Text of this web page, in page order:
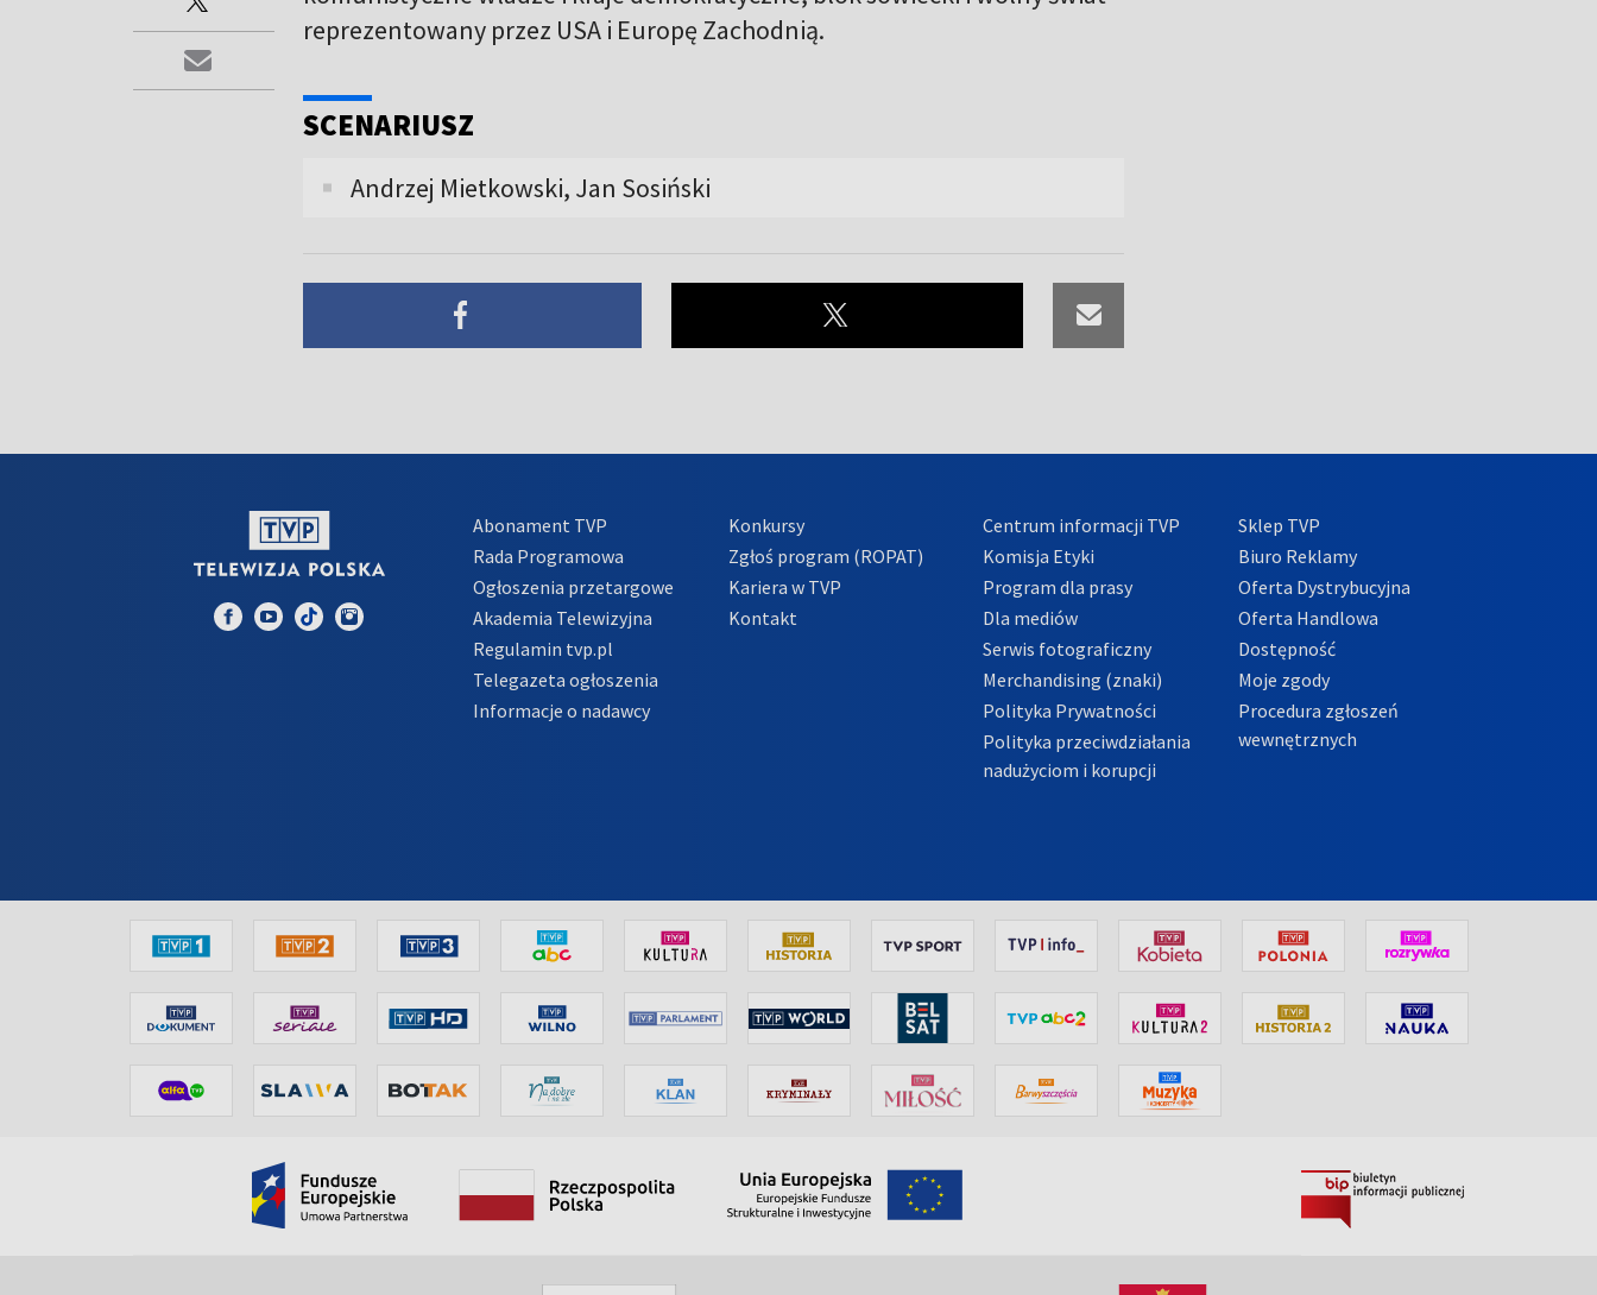
reprezentowany przez USA i Europę Zachodnią.
SCENARIUSZ
Andrzej Mietkowski, Jan Sosiński
Abonament TVP
Rada Programowa
Ogłoszenia przetargowe
Akademia Telewizyjna
Regulamin tvp.pl
Telegazeta ogłoszenia
Informacje o nadawcy
Konkursy
Zgłoś program (ROPAT)
Kariera w TVP
Kontakt
Centrum informacji TVP
Komisja Etyki
Program dla prasy
Dla mediów
Serwis fotograficzny
Merchandising (znaki)
Polityka Prywatności
Polityka przeciwdziałania
nadużyciom i korupcji
Sklep TVP
Biuro Reklamy
Oferta Dystrybucyjna
Oferta Handlowa
Dostępność
Moje zgody
Procedura zgłoszeń
wewnętrznych